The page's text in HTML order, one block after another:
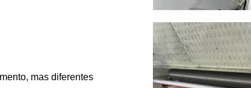
mas diferentes